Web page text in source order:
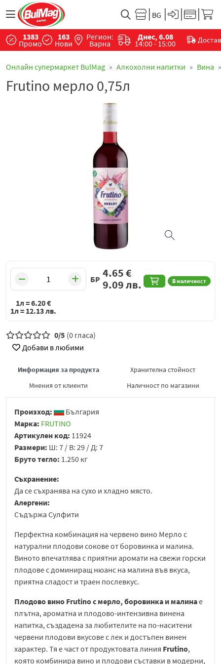
1383
Промо
163
Нови
Регион:
Варна
Днес, 6.08
14:00 - 15:00
Онлайн супермаркет BulMag Алкохолни напитки Вина
Frutino мерло 0,75л
БР В наличност
4.65€
9.09лв.
1л =6.20€
1л = 12.13лв.
0/5 (0 гласа)
Добави в любими
Информация за продукта
Хранителна стойност
Мнения от клиенти
Наличност по магазини
Произход:
България
Марка: FRUTINO
Артикулен код: 11924
Размери: Ш: 7 / В: 29 / Д: 7
Бруто тегло: 1.250 кг
Съхранение:
Да се съхранява на сухо и хладно място.
Алергени:
Съдържа Сулфити
Перфектна комбинация на червено вино Мерло с
натурални плодови сокове от боровинка и малина.
Виното впечатлява с приятни аромати на свежи горски
плодове с доминиращ нюанс на малина във вкуса,
приятна сладост и траен послевкус.
Плодово вино Frutino с мерло, боровинка и малинае
плътна, ароматна и плодово-интензивна винена
напитка, създадена за любителите на по-наситени
червени плодови вкусове с лек и достъпен винен
характер. Тя е част от продуктовата линия Frutino,
която комбинира вино и плодови съставки в модерни,